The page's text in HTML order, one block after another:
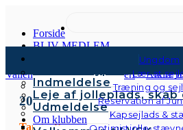
Ungdom
Lær at
Træning og
Reservation af
Kapsejlads &
Forside
BLIV MEDLEM
Kontingenter & gebyrer
Indmeldelse
Leje af jolleplads, skab
Udmeldelse
Om klubben
Vallensbæk Sejlklub>Galleri>Andre
2010
Tangoaften